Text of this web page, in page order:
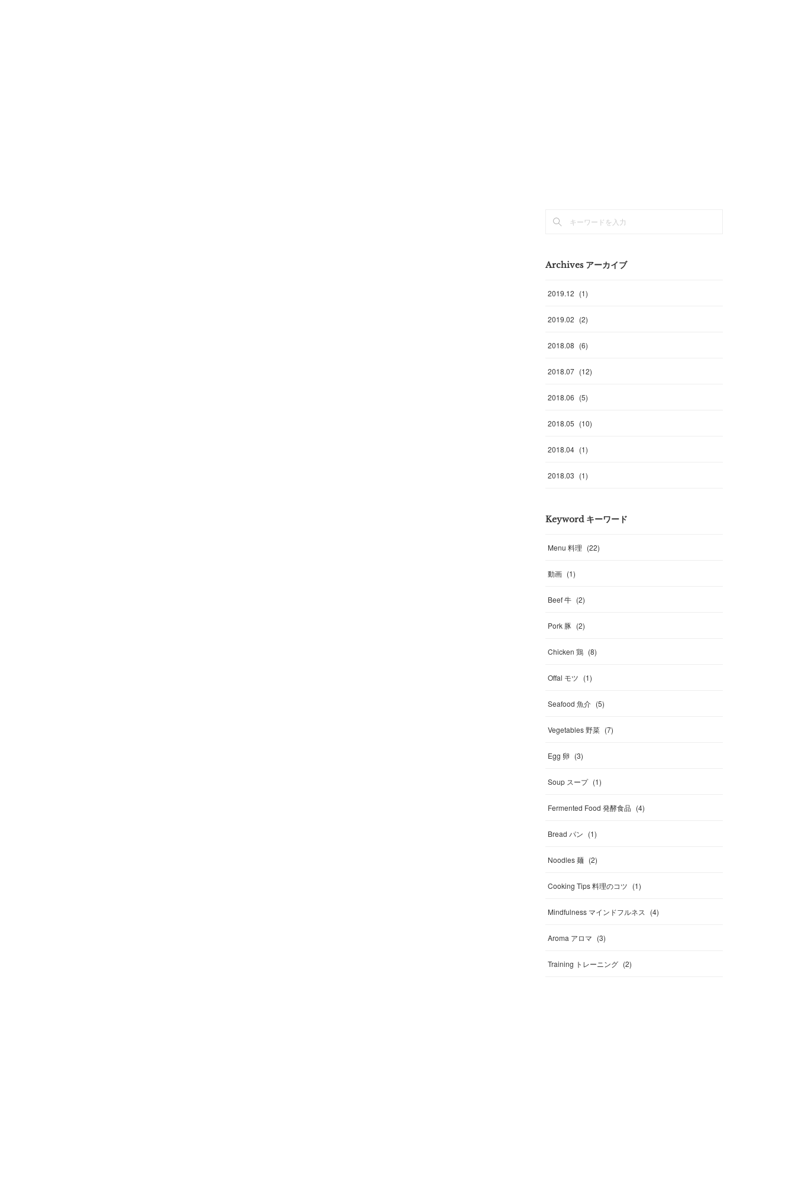
Archives アーカイブ
2019.12 (1)
2019.02 (2)
2018.08 (6)
2018.07 (12)
2018.06 (5)
2018.05 (10)
2018.04 (1)
2018.03 (1)
Keyword キーワード
Menu 料理 (22)
動画 (1)
Beef 牛 (2)
Pork 豚 (2)
Chicken 鶏 (8)
Offal モツ (1)
Seafood 魚介 (5)
Vegetables 野菜 (7)
Egg 卵 (3)
Soup スープ (1)
Fermented Food 発酵食品 (4)
Bread パン (1)
Noodles 麺 (2)
Cooking Tips 料理のコツ (1)
Mindfulness マインドフルネス (4)
Aroma アロマ (3)
Training トレーニング (2)